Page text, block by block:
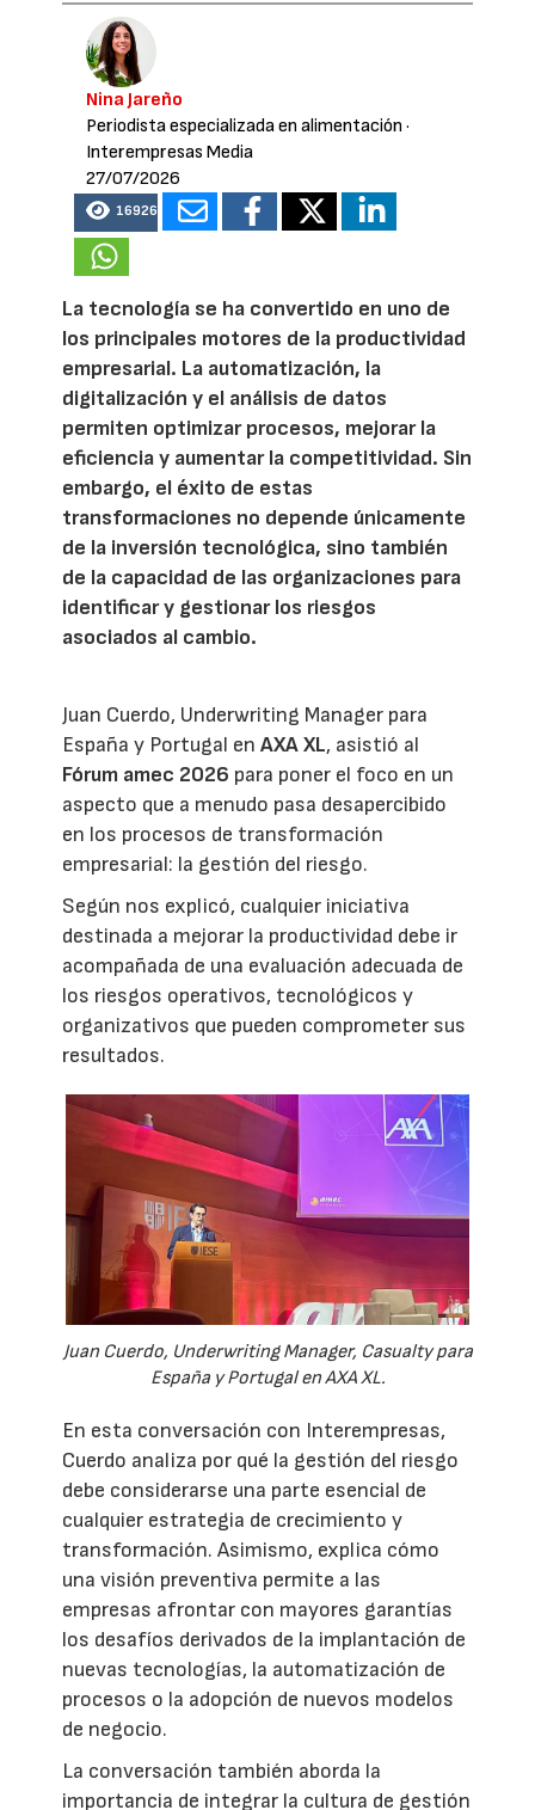
Nina Jareño
Periodista especializada en alimentación ·
Interempresas Media
27/07/2026
16926
La tecnología se ha convertido en uno de
los principales motores de la productividad
empresarial. La automatización, la
digitalización y el análisis de datos
permiten optimizar procesos, mejorar la
eficiencia y aumentar la competitividad. Sin
embargo, el éxito de estas
transformaciones no depende únicamente
de la inversión tecnológica, sino también
de la capacidad de las organizaciones para
identificar y gestionar los riesgos
asociados al cambio.
Juan Cuerdo, Underwriting Manager para
España y Portugal enAXA XL, asistió al
Fórum amec 2026 para poner el foco en un
aspecto que a menudo pasa desapercibido
en los procesos de transformación
empresarial: la gestión del riesgo.
Según nos explicó, cualquier iniciativa
destinada a mejorar la productividad debe ir
acompañada de una evaluación adecuada de
los riesgos operativos, tecnológicos y
organizativos que pueden comprometer sus
resultados.
Juan Cuerdo, Underwriting Manager, Casualty para
España y Portugal en AXA XL.
En esta conversación con Interempresas,
Cuerdo analiza por qué la gestión del riesgo
debe considerarse una parte esencial de
cualquier estrategia de crecimiento y
transformación. Asimismo, explica cómo
una visión preventiva permite a las
empresas afrontar con mayores garantías
los desafíos derivados de la implantación de
nuevas tecnologías, la automatización de
procesos o la adopción de nuevos modelos
de negocio.
La conversación también aborda la
importancia de integrar la cultura de gestión